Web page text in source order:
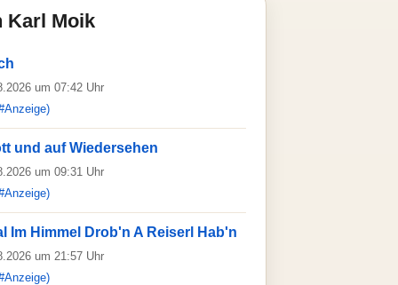
Karl Moik
um 07:42 Uhr
und auf Wiedersehen
um 09:31 Uhr
Im Himmel Drob'n A Reiserl Hab'n
um 21:57 Uhr